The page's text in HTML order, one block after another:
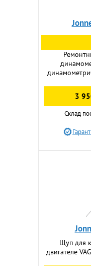
3
Склад
Щуп для
двигателе